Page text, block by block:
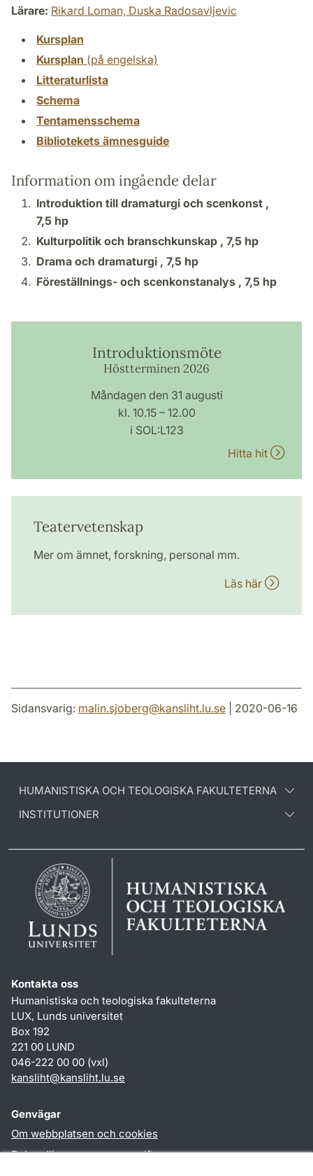
Lärare: Rikard Loman, Duska Radosavljevic
Kursplan
Kursplan (på engelska)
Litteraturlista
Schema
Tentamensschema
Bibliotekets ämnesguide
Information om ingående delar
Introduktion till dramaturgi och scenkonst ,
7,5 hp
Kulturpolitik och branschkunskap , 7,5 hp
Drama och dramaturgi , 7,5 hp
Föreställnings- och scenkonstanalys , 7,5 hp
Introduktionsmöte
Höstterminen 2026
Måndagen den 31 augusti
kl. 10.15 – 12.00
i SOL:L123
Hitta hit
Teatervetenskap
Mer om ämnet, forskning, personal mm.
Läs här
Sidansvarig: malin.sjoberg@kansliht.lu.se | 2020-06-16
HUMANISTISKA OCH TEOLOGISKA FAKULTETERNA
INSTITUTIONER
Kontakta oss
Humanistiska och teologiska fakulteterna
LUX, Lunds universitet
Box 192
221 00 LUND
046-222 00 00 (vxl)
kansliht@kansliht.lu.se
Genvägar
Om webbplatsen och cookies
Behandling av personuppgifter